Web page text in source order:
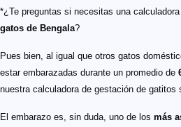
*¿Te preguntas si necesitas una
gatos de Bengala?
Pues bien, al igual que otros gatos
estar embarazadas durante un promedio de
nuestra calculadora de gestación de gatitos
El embarazo es, sin duda, uno de los más